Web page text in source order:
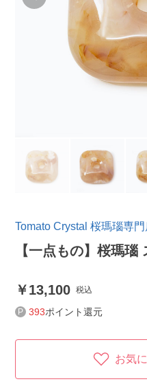
Tomato Crystal 桜瑪瑙専
【一点もの】桜瑪瑙
13,100 税込
393ポイント還元
お気